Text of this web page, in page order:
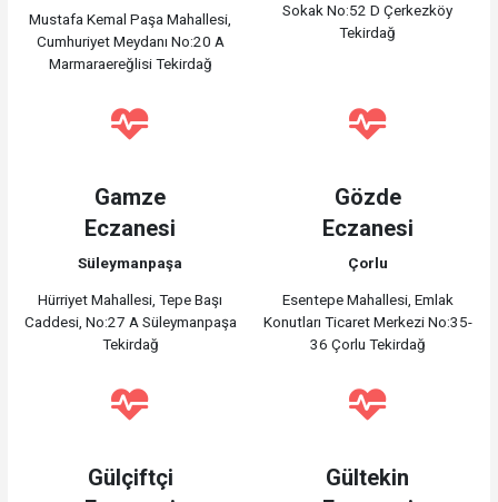
Mustafa Kemal Paşa Mahallesi,
Cumhuriyet Meydanı No:20 A
Marmaraereğlisi Tekirdağ
Sokak No:52 D Çerkezköy
Tekirdağ
Gamze
Eczanesi
Süleymanpaşa
Hürriyet Mahallesi, Tepe Başı
Caddesi, No:27 A Süleymanpaşa
Tekirdağ
Gözde
Eczanesi
Çorlu
Esentepe Mahallesi, Emlak
Konutları Ticaret Merkezi No:35-
36 Çorlu Tekirdağ
Gülçiftçi
Gültekin